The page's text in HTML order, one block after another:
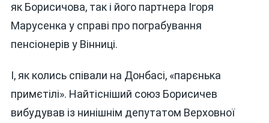
як Борисичова, так і його партнера Ігоря
Марусенка у справі про пограбування
пенсіонерів у Вінниці.
І, як колись співали на Донбасі, «парєнька
примєтілі». Найтісніший союз Борисичев
вибудував із нинішнім депутатом Верховної